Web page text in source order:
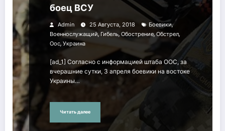
боец ВСУ
Admin 25 Августа, 2018 Боевики,
Военнослужащий, Гибель, Обострение,Обстрел,
Оос, Украина
[ad_1] Согласно с информацией штаба ООС, за
вчерашние сутки, 3 апреля боевики на востоке
Украины…
Читать далее